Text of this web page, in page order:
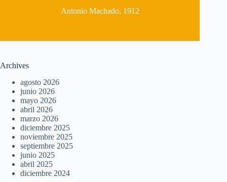
Antonio Machado, 1912
Archives
agosto 2026
junio 2026
mayo 2026
abril 2026
marzo 2026
diciembre 2025
noviembre 2025
septiembre 2025
junio 2025
abril 2025
diciembre 2024